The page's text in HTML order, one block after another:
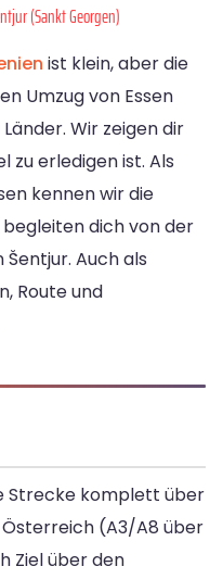
(Sankt Georgen)
ist klein, aber die
Umzug von Essen
Wir zeigen dir
zu erledigen ist. Als
kennen wir die
begleiten dich von der
Auch als
Route und
Strecke komplett über
(A3/A8 über
Ziel über den